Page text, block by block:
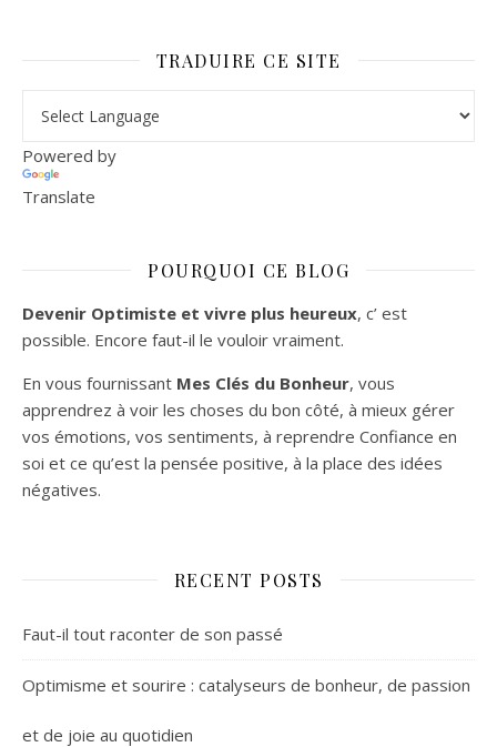
TRADUIRE CE SITE
Powered by
Translate
POURQUOI CE BLOG
Devenir Optimiste et vivre plus heureux, c’ est
possible. Encore faut-il le vouloir vraiment.
En vous fournissant Mes Clés du Bonheur, vous
apprendrez à voir les choses du bon côté, à mieux gérer
vos émotions, vos sentiments, à reprendre Confiance en
soi et ce qu’est la pensée positive, à la place des idées
négatives.
RECENT POSTS
Faut-il tout raconter de son passé
Optimisme et sourire : catalyseurs de bonheur, de passion
et de joie au quotidien